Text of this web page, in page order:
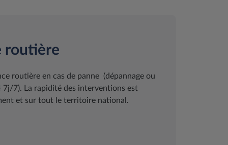
routière
routière en cas de panne (dépannage ou
7j/7). La rapidité des interventions est
et sur tout le territoire national.